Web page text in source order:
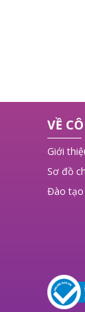
VỀ
Giới
Sơ đồ
Đào tạo